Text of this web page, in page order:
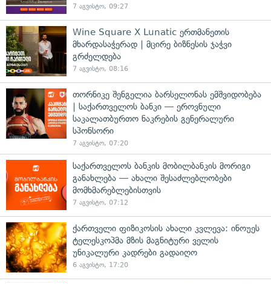
7 აგვისტო, 09:27
Wine Square X Lunatic ერთმანეთის
მხარდასაჭერად | მცირე ბიზნესის ჯაჭვი
გრძელდება
7 აგვისტო, 08:16
თორნიკე შენგელია ბარსელონას ემშვიდობება
| საქართველოს ბანკი — ეროვნული
საკალათბურთო ნაკრების გენერალური
სპონსორი
7 აგვისტო, 07:20
საქართველოს ბანკის მობილბანკის მორიგი
განახლება — ახალი შესაძლებლობები
მომხმარებლებისთვის
7 აგვისტო, 07:12
ქართველი ფიზიკოსის ახალი კვლევა: ინოუეს
ტელესკოპმა მზის მაგნიტური ველის
უნიკალური კადრები გადაიღო
6 აგვისტო, 17:20